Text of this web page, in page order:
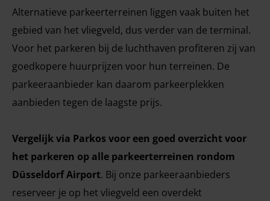
Alternatieve parkeerterreinen liggen vaak buiten het
gebied van het vliegveld, dus verder van de terminal.
Voor het parkeren bij de luchthaven profiteren zij van
goedkopere huurprijzen voor hun terreinen. De
parkeeraanbieder kan daarom parkeerplekken
aanbieden tegen de laagste prijs.
Vergelijk via Parkos voor een goed overzicht voor
het parkeren op alle parkeerterreinen rondom
Düsseldorf Airport. Bij onze parkeeraanbieders
reserveer je op het vliegveld een overdekt